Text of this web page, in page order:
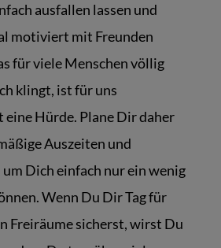
ausfallen lassen und
motiviert mit Freunden
für viele Menschen völlig
klingt, ist für uns
eine Hürde. Plane Dir daher
Auszeiten und
Dich einfach nur ein wenig
Wenn Du Dir Tag für
Freiräume sicherst, wirst Du